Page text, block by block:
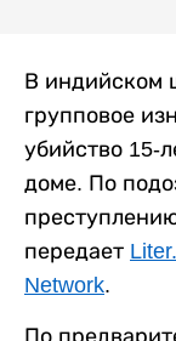
В индийском
групповое
убийство 15-
доме. По
передает
Network.